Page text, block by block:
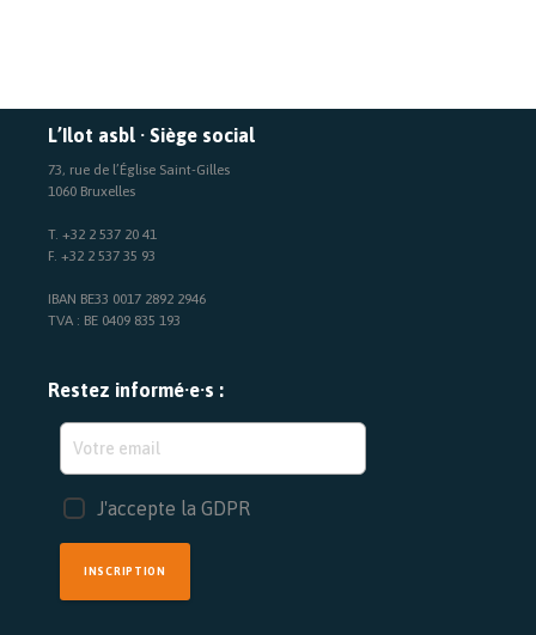
L’Ilot asbl · Siège social
73, rue de l’Église Saint-Gilles
1060 Bruxelles
T. +32 2 537 20 41
F. +32 2 537 35 93
IBAN BE33 0017 2892 2946
TVA : BE 0409 835 193
Restez informé·e·s :
J'accepte la GDPR
INSCRIPTION